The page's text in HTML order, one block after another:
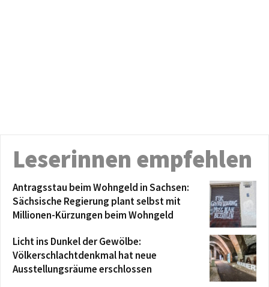
Leserinnen empfehlen
Antragsstau beim Wohngeld in Sachsen:
Sächsische Regierung plant selbst mit
Millionen-Kürzungen beim Wohngeld
Licht ins Dunkel der Gewölbe:
Völkerschlachtdenkmal hat neue
Ausstellungsräume erschlossen